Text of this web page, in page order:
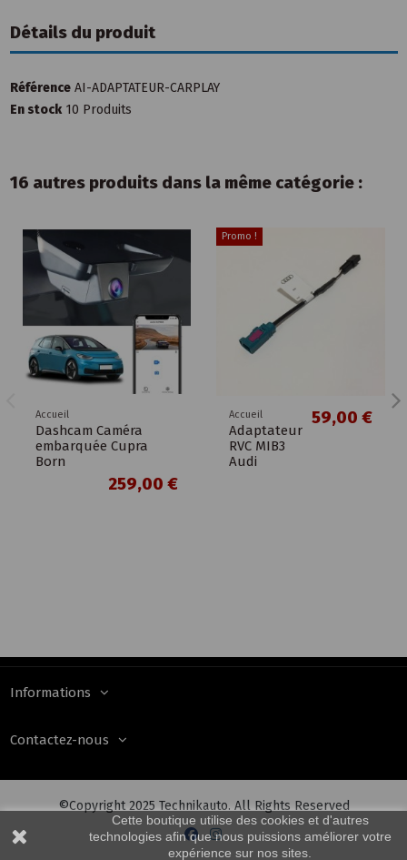
Détails du produit
Référence AI-ADAPTATEUR-CARPLAY
En stock 10 Produits
16 autres produits dans la même catégorie :
Accueil
Dashcam Caméra
embarquée Cupra
Born
259,00 €
Promo !
Accueil
Adaptateur
RVC MIB3
Audi
59,00 €
Informations
Contactez-nous
Cette boutique utilise des cookies et d'autres
technologies afin que nous puissions améliorer votre
expérience sur nos sites.
©Copyright 2025 Technikauto. All Rights Reserved